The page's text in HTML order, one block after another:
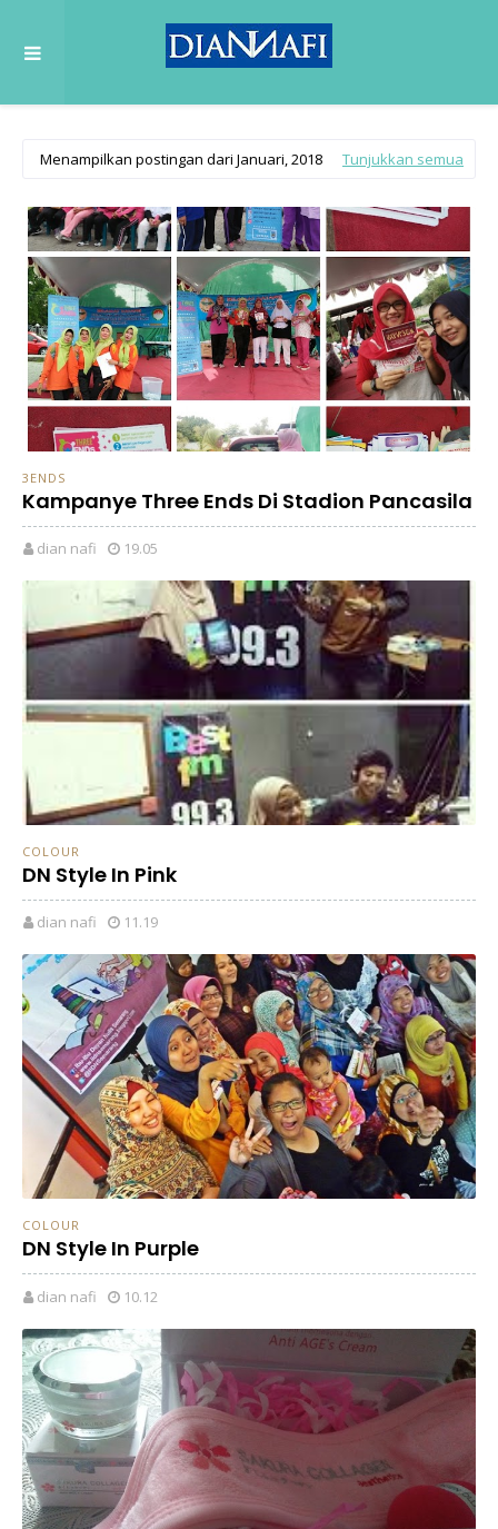
Menampilkan postingan dari Januari, 2018 Tunjukkan semua
3ENDS
Kampanye Three Ends Di Stadion Pancasila
dian nafi 19.05
COLOUR
DN Style In Pink
dian nafi 11.19
COLOUR
DN Style In Purple
dian nafi 10.12